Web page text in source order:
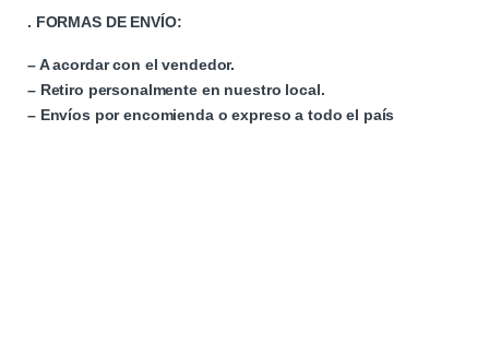
. FORMAS DE ENVÍO:
– A acordar con el vendedor.
– Retiro personalmente en nuestro local.
– Envíos por encomienda o expreso a todo el país